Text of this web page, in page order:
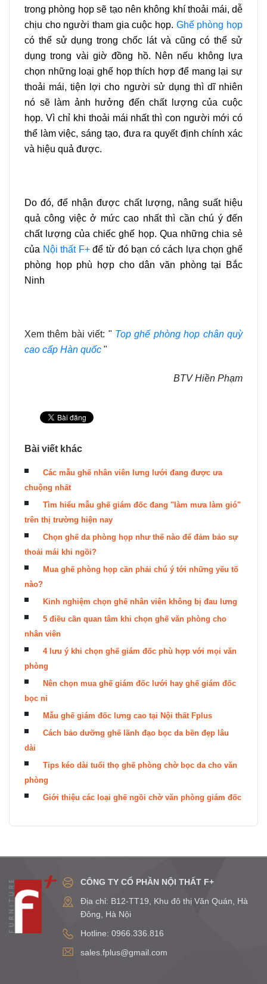
trong phòng họp sẽ tạo nên không khí thoải mái, dễ
chịu cho người tham gia cuộc họp. Ghế phòng họp
có thể sử dụng trong chốc lát và cũng có thể sử
dụng trong vài giờ đồng hồ. Nên nếu không lựa
chọn những loại ghế họp thích hợp để mang lại sự
thoải mái, tiện lợi cho người sử dụng thì dĩ nhiên
nó sẽ làm ảnh hưởng đến chất lượng của cuộc
họp. Vì chỉ khi thoải mái nhất thì con người mới có
thể làm việc, sáng tạo, đưa ra quyết định chính xác
và hiệu quả được.
Do đó, để nhận được chất lượng, nâng suất hiệu
quả công việc ở mức cao nhất thì cần chú ý đến
chất lượng của chiếc ghế họp. Qua những chia sẻ
của Nội thất F+để từ đó bạn có cách lựa chọn ghế
phòng họp phù hợp cho dân văn phòng tại Bắc
Ninh
Xem thêm bài viết: " Top ghế phòng họp chân quỳ
cao cấp Hàn quốc "
BTV Hiền Phạm
Bài viết khác
Các mẫu ghế nhân viên lưng lưới đang được ưa
chuộng nhất
Tìm hiểu mẫu ghế giám đốc đang "làm mưa làm gió"
trên thị trường hiện nay
Chọn ghế da phòng họp như thế nào để đảm bảo sự
thoải mái khi ngồi?
Mua ghế phòng họp cần phải chú ý tới những yếu tố
nào?
Kinh nghiệm chọn ghế nhân viên không bị đau lưng
5 điều cần quan tâm khi chọn ghế văn phòng cho
nhân viên
4 lưu ý khi chọn ghế giám đốc phù hợp với mọi văn
phòng
Nên chọn mua ghế giám đốc lưới hay ghế giám đốc
bọc nỉ
Mẫu ghế giám đốc lưng cao tại Nội thất Fplus
Cách bảo dưỡng ghế lãnh đạo bọc da bền đẹp lâu
dài
Tips kéo dài tuổi thọ ghế phòng chờ bọc da cho văn
phòng
Giới thiệu các loại ghế ngồi chờ văn phòng giám đốc
CÔNG TY CỔ PHẦN NỘI THẤT F+
Địa chỉ: B12-TT19, Khu đô thị Văn Quán, Hà
Đông, Hà Nội
Hotline: 0966.336.816
sales.fplus@gmail.com